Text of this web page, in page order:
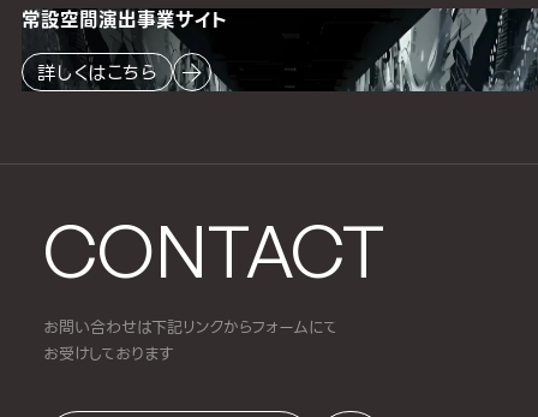
CONTACT
お問い合わせは下記リンクからフォームにて
お受けしております
常設空間演出事業サイト
詳しくはこちら